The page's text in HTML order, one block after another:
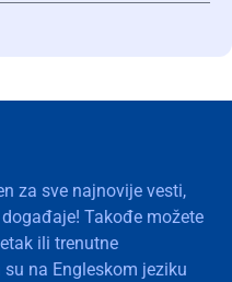
za sve najnovije vesti,
Takođe možete
ili trenutne
na Engleskom jeziku